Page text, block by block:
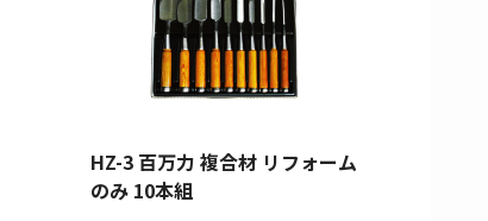
HZ-3 百万力 複合材 リフォーム
のみ 10本組